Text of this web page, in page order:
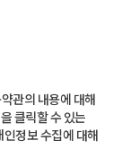
관의 내용에 대해
클릭할 수 있는
정보 수집에 대해